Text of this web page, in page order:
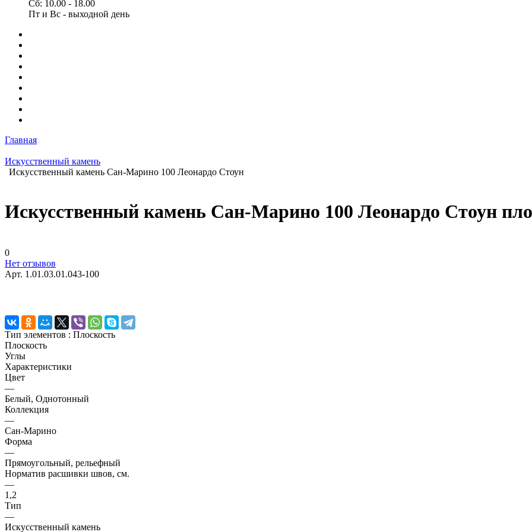
Сб: 10.00 - 18.00
Пт и Вс - выходной день
Главная
Искусственный камень
Искусственный камень Сан-Марино 100 Леонардо Стоун
Искусственный камень Сан-Марино 100 Леонардо Стоун
0
Нет отзывов
Арт. 1.01.03.01.043-100
Тип элементов : Плоскость
Плоскость
Углы
Характеристики
Цвет
—
Белый, Однотонный
Коллекция
—
Сан-Марино
Форма
—
Прямоугольный, рельефный
Норматив расшивки швов, см.
—
1,2
Тип
—
Искусственный камень